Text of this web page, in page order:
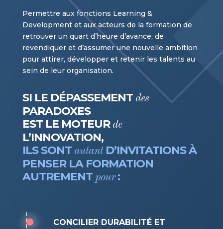
Permettre aux fonctions Learning &
Development et aux acteurs de la formation de
retrouver un quart d’heure d’avance, de
revendiquer et d’assumer une nouvelle ambition
pour attirer, développer et retenir les talents au
sein de leur organisation.
SI LE DÉPASSEMENT des
PARADOXES
EST LE MOTEUR de
L’INNOVATION,
ILS SONT autantD’INVITATIONS À
PENSER LA FORMATION
AUTREMENT pour:
CONCILIER DURABILITÉ ET